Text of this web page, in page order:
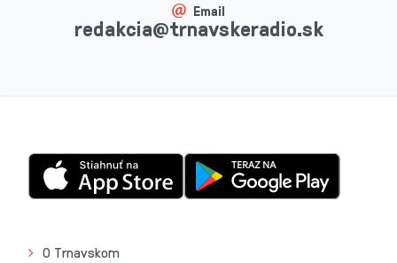
Email
redakcia@trnavskeradio.sk
O Trnavskom